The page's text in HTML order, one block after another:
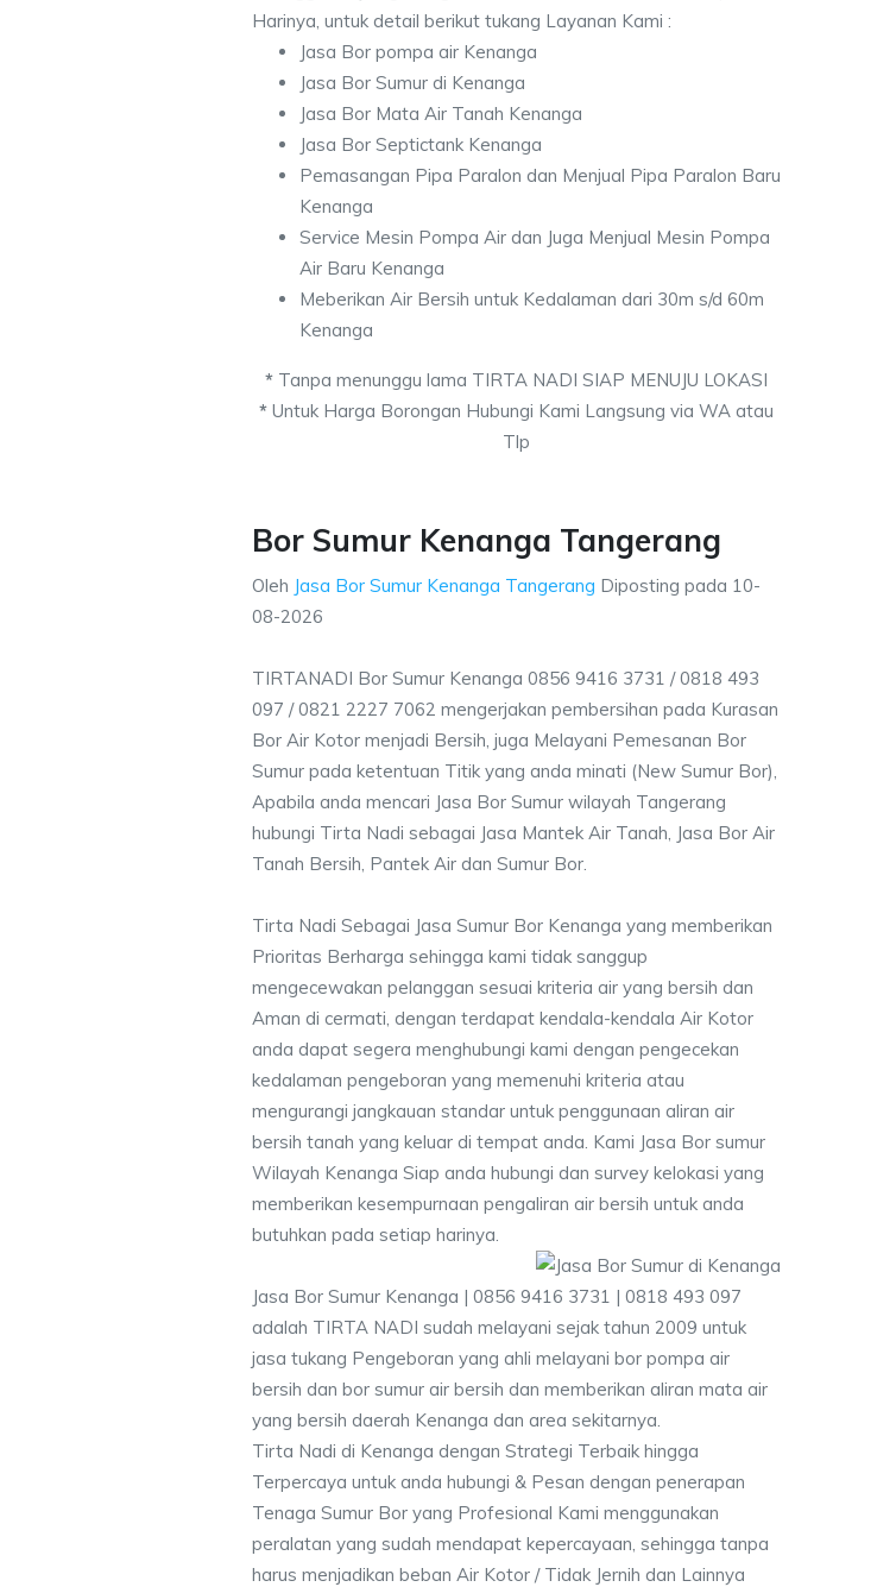
Harinya, untuk detail berikut tukang Layanan Kami :
Jasa Bor pompa air Kenanga
Jasa Bor Sumur di Kenanga
Jasa Bor Mata Air Tanah Kenanga
Jasa Bor Septictank Kenanga
Pemasangan Pipa Paralon dan Menjual Pipa Paralon Baru
Kenanga
Service Mesin Pompa Air dan Juga Menjual Mesin Pompa
Air Baru Kenanga
Meberikan Air Bersih untuk Kedalaman dari 30m s/d 60m
Kenanga
* Tanpa menunggu lama TIRTA NADI SIAP MENUJU LOKASI
* Untuk Harga Borongan Hubungi Kami Langsung via WA atau
Tlp
Bor Sumur Kenanga Tangerang
Oleh Jasa Bor Sumur Kenanga Tangerang Diposting pada 10-
08-2026
TIRTANADI Bor Sumur Kenanga 0856 9416 3731 / 0818 493
097 / 0821 2227 7062 mengerjakan pembersihan pada Kurasan
Bor Air Kotor menjadi Bersih, juga Melayani Pemesanan Bor
Sumur pada ketentuan Titik yang anda minati (New Sumur Bor),
Apabila anda mencari Jasa Bor Sumur wilayah Tangerang
hubungi Tirta Nadi sebagai Jasa Mantek Air Tanah, Jasa Bor Air
Tanah Bersih, Pantek Air dan Sumur Bor.
Tirta Nadi Sebagai Jasa Sumur Bor Kenanga yang memberikan
Prioritas Berharga sehingga kami tidak sanggup
mengecewakan pelanggan sesuai kriteria air yang bersih dan
Aman di cermati, dengan terdapat kendala-kendala Air Kotor
anda dapat segera menghubungi kami dengan pengecekan
kedalaman pengeboran yang memenuhi kriteria atau
mengurangi jangkauan standar untuk penggunaan aliran air
bersih tanah yang keluar di tempat anda. Kami Jasa Bor sumur
Wilayah Kenanga Siap anda hubungi dan survey kelokasi yang
memberikan kesempurnaan pengaliran air bersih untuk anda
butuhkan pada setiap harinya.
Jasa Bor Sumur Kenanga | 0856 9416 3731 | 0818 493 097
adalah TIRTA NADI sudah melayani sejak tahun 2009 untuk
jasa tukang Pengeboran yang ahli melayani bor pompa air
bersih dan bor sumur air bersih dan memberikan aliran mata air
yang bersih daerah Kenanga dan area sekitarnya.
Tirta Nadi di Kenanga dengan Strategi Terbaik hingga
Terpercaya untuk anda hubungi & Pesan dengan penerapan
Tenaga Sumur Bor yang Profesional Kami menggunakan
peralatan yang sudah mendapat kepercayaan, sehingga tanpa
harus menjadikan beban Air Kotor / Tidak Jernih dan Lainnya